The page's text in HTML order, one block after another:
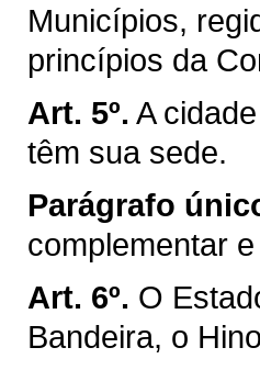
Municípios,
princípios da
Art. 5º. A
têm sua sede.
Parágrafo
complementar
Art. 6º. O
Bandeira, o